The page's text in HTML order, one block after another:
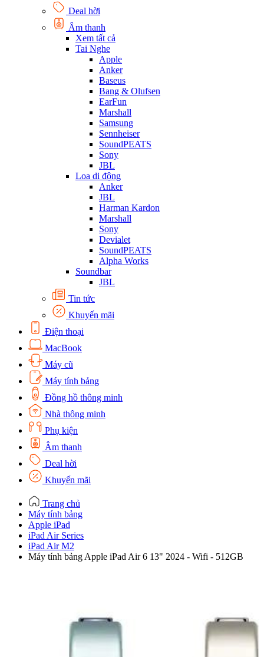
Deal hời
Âm thanh
Xem tất cả
Tai Nghe
Apple
Anker
Baseus
Bang & Olufsen
EarFun
Marshall
Samsung
Sennheiser
SoundPEATS
Sony
JBL
Loa di động
Anker
JBL
Harman Kardon
Marshall
Sony
Devialet
SoundPEATS
Alpha Works
Soundbar
JBL
Tin tức
Khuyến mãi
Điện thoại
MacBook
Máy cũ
Máy tính bảng
Đồng hồ thông minh
Nhà thông minh
Phụ kiện
Âm thanh
Deal hời
Khuyến mãi
Trang chủ
Máy tính bảng
Apple iPad
iPad Air Series
iPad Air M2
Máy tính bảng Apple iPad Air 6 13" 2024 - Wifi - 512GB